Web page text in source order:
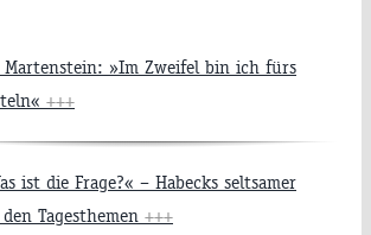
Martenstein: »Im Zweifel bin ich fürs
+++
ist die Frage?« – Habecks seltsamer
Tagesthemen +++